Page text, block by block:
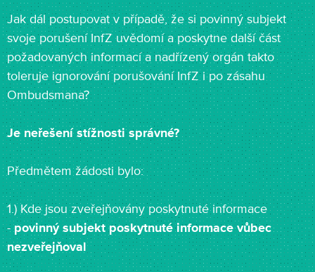
Jak dál postupovat v případě, že si povinný subjekt
svoje porušení InfZ uvědomí a poskytne další část
požadovaných informací a nadřízený orgán takto
toleruje ignorování porušování InfZ i po zásahu
Ombudsmana?
Je neřešení stížnosti správné?
Předmětem žádosti bylo:
1.) Kde jsou zveřejňovány poskytnuté informace
-povinný subjekt poskytnuté informace vůbec
nezveřejňoval